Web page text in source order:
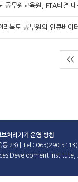
공무원교육원, FTA타결
라북도 공무원의 인큐베이
<<
보처리기기 운영 방침
동 23) | Tel : 063)290-
Development